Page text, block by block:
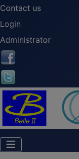
Contact us
Login
Administrator